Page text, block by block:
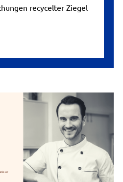
recycelter Ziegel